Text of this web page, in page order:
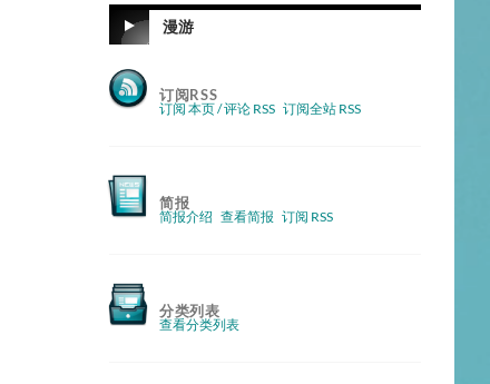
漫游
订阅RSS
订阅 本页 / 评论 RSS 订阅全站 RSS
简报
简报介绍 查看简报 订阅 RSS
分类列表
查看分类列表